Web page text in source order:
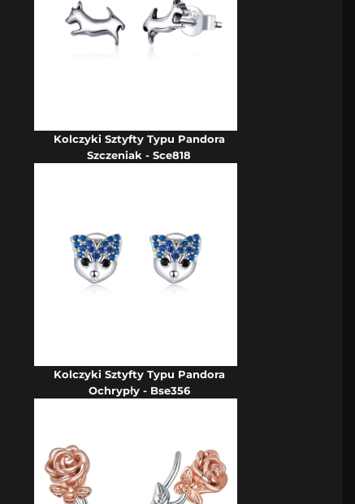
Kolczyki Sztyfty Typu Pandora
Szczeniak - Sce818
Kolczyki Sztyfty Typu Pandora
Ochrypły - Bse356